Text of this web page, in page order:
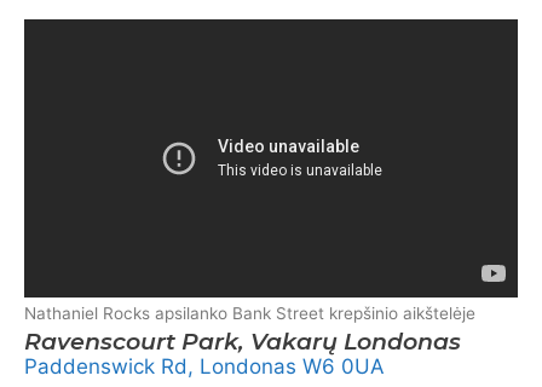
Nathaniel Rocks apsilanko Bank Street krepšinio aikštelėje
Ravenscourt Park, Vakarų Londonas
Paddenswick Rd, Londonas W6 0UA